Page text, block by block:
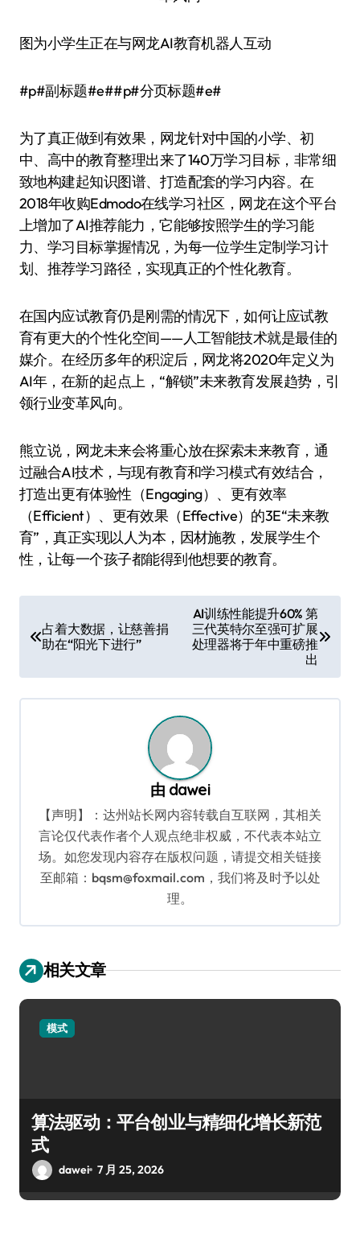
图为小学生正在与网龙AI教育机器人互动
#p#副标题#e##p#分页标题#e#
为了真正做到有效果，网龙针对中国的小学、初
中、高中的教育整理出来了140万学习目标，非常细
致地构建起知识图谱、打造配套的学习内容。在
2018年收购Edmodo在线学习社区，网龙在这个平台
上增加了AI推荐能力，它能够按照学生的学习能
力、学习目标掌握情况，为每一位学生定制学习计
划、推荐学习路径，实现真正的个性化教育。
在国内应试教育仍是刚需的情况下，如何让应试教
育有更大的个性化空间——人工智能技术就是最佳的
媒介。在经历多年的积淀后，网龙将2020年定义为
AI年，在新的起点上，“解锁”未来教育发展趋势，引
领行业变革风向。
熊立说，网龙未来会将重心放在探索未来教育，通
过融合AI技术，与现有教育和学习模式有效结合，
打造出更有体验性（Engaging）、更有效率
（Efficient）、更有效果（Effective）的3E“未来教
育”，真正实现以人为本，因材施教，发展学生个
性，让每一个孩子都能得到他想要的教育。
章 占着大数据，让慈善捐
助在“阳光下进行”
AI训练性能提升60% 第
三代英特尔至强可扩展
处理器将于年中重磅推
出
由 dawei
【声明】：达州站长网内容转载自互联网，其相关
言论仅代表作者个人观点绝非权威，不代表本站立
场。如您发现内容存在版权问题，请提交相关链接
至邮箱：bqsm@foxmail.com，我们将及时予以处
理。
相关文章
模式
算法驱动：平台创业与精细化增长新范
式
dawei 7 月 25, 2026